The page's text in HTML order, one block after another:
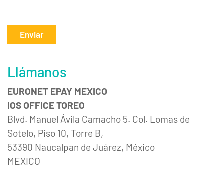
Enviar
Llámanos
EURONET EPAY MEXICO
IOS OFFICE TOREO
Blvd. Manuel Ávila Camacho 5. Col. Lomas de
Sotelo, Piso 10, Torre B,
53390 Naucalpan de Juárez, México
MEXICO